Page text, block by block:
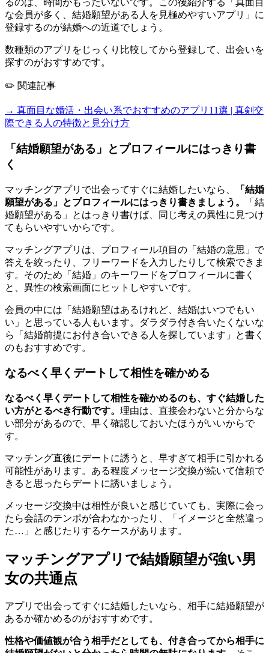
るのは、時間がもったいないです。この後紹介する「真面目
な会員が多く、結婚願望がある人を見極めやすいアプリ」に
登録するのが結婚への近道でしょう。
数種類のアプリをじっくり比較してから登録して、出会いを
探すのがおすすめです。
✏️ 関連記事
→ 真面目な婚活・出会い系でおすすめのアプリ11選 | 真剣交
際できる人の特徴と見分け方
「結婚願望がある」とプロフィールにはっきり書
く
マッチングアプリで出会ってすぐに結婚したいなら、
「結婚
願望がある」とプロフィールにはっきり書きましょう。
「結
婚願望がある」とはっきり書けば、同じ考えの異性に見つけ
てもらいやすいからです。
マッチングアプリは、プロフィール項目の「結婚の意思」で
答えを絞ったり、フリーワードを入力したりして検索できま
す。そのため「結婚」のキーワードをプロフィールに書く
と、異性の検索画面にヒットしやすいです。
会員の中には「結婚願望はあるけれど、結婚はいつでもい
い」と思っている人もいます。ダラダラ付き合いたくないな
ら「結婚前提にお付き合いできる人を探しています」と書く
のもおすすめです。
なるべく早くデートして相性を確かめる
なるべく早くデートして相性を確かめるのも、すぐ結婚した
い方がとるべき行動です。 理由は、直接会わないと分からな
い部分があるので、早く確認しておいたほうがいいからで
す。
マッチング直後にデートに誘うと、早すぎて相手に引かれる
可能性があります。ある程度メッセージ交換が続いて信頼で
きると思ったらデートに誘いましょう。
メッセージ交換中は相性が良いと感じていても、実際に会っ
たら会話のテンポが合わなかったり、「イメージと全然違っ
た…」と感じたりするケースがあります。
マッチングアプリで結婚願望が強い男
女の共通点
アプリで出会ってすぐに結婚したいなら、相手に結婚願望が
あるか確かめるのがおすすめです。
性格や価値観が合う相手だとしても、付き合ってから相手に